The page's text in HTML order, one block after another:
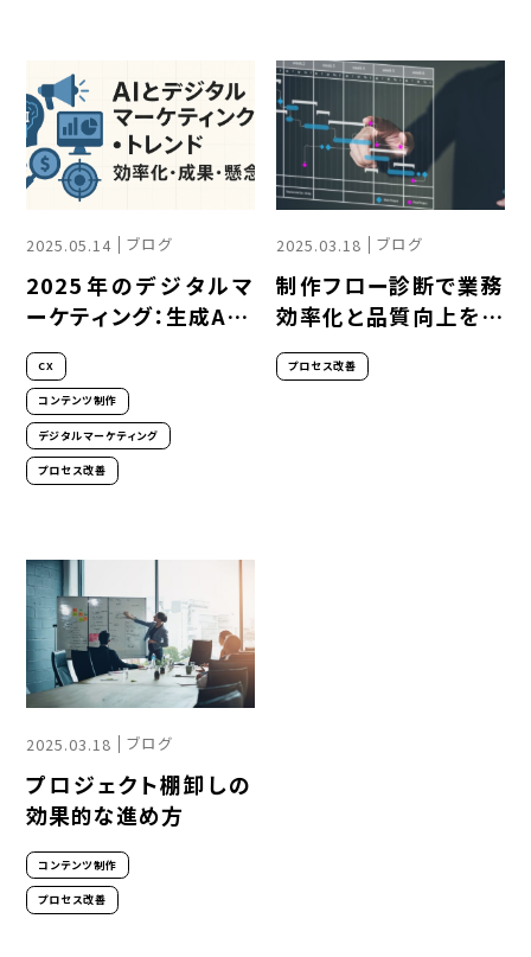
2025.05.14 ブログ
2025年のデジタルマ
ーケティング：生成AIと
人間の共創が拓く新時
代
CX
コンテンツ制作
デジタルマーケティング
プロセス改善
2025.03.18 ブログ
制作フロー診断で業務
効率化と品質向上を実
現
プロセス改善
2025.03.18 ブログ
プロジェクト棚卸しの
効果的な進め方
コンテンツ制作
プロセス改善